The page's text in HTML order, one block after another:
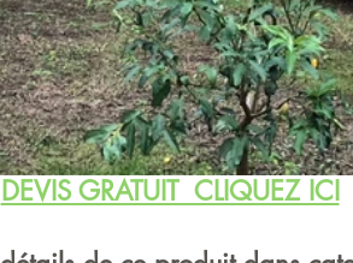
DEVIS GRATUIT  CLIQUEZ ICI